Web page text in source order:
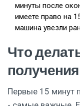
минуты после
имеете право на
машина увезли
Что
Первые 15 минут